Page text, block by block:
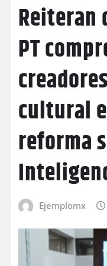
Reiteran
PT
cultural
reforma
Ejemplomx